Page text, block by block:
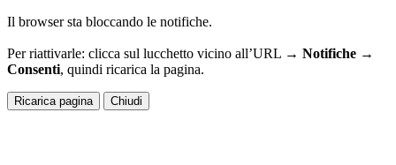
Il browser sta bloccando le notifiche.
Per riattivarle: clicca sul lucchetto vicino all’URL → Notifiche →
Consenti, quindi ricarica la pagina.
Ricarica pagina Chiudi